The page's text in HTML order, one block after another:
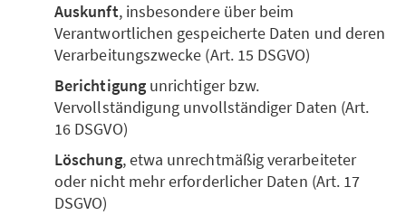
Auskunft, insbesondere über beim
Verantwortlichen gespeicherte Daten und deren
Verarbeitungszwecke (Art. 15 DSGVO)
Berichtigungunrichtiger bzw.
Vervollständigung unvollständiger Daten (Art.
16 DSGVO)
Löschung, etwa unrechtmäßig verarbeiteter
oder nicht mehr erforderlicher Daten (Art. 17
DSGVO)